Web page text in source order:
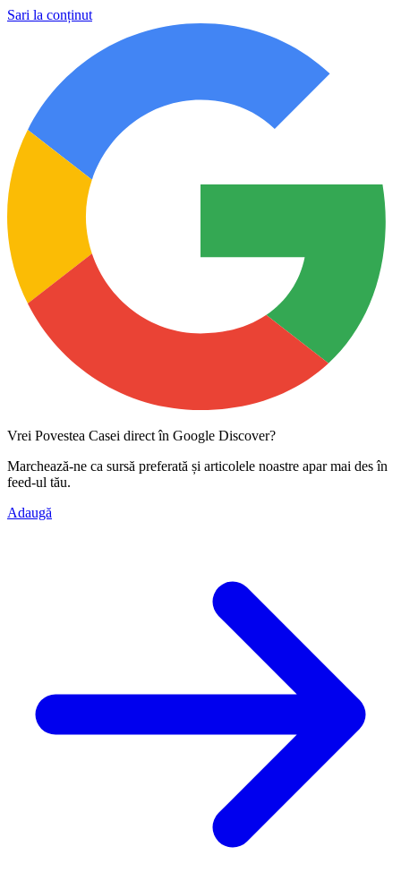
Sari la conținut
Vrei Povestea Casei direct în Google Discover?
Marchează-ne ca sursă preferată și articolele noastre apar mai des în
feed-ul tău.
Adaugă